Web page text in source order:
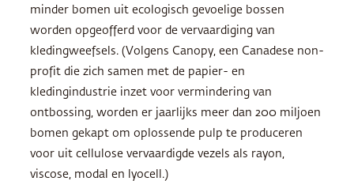
minder bomen uit ecologisch gevoelige bossen
worden opgeofferd voor de vervaardiging van
kledingweefsels. (Volgens Canopy, een Canadese non-
profit die zich samen met de papier- en
kledingindustrie inzet voor vermindering van
ontbossing, worden er jaarlijks meer dan 200 miljoen
bomen gekapt om oplossende pulp te produceren
voor uit cellulose vervaardigde vezels als rayon,
viscose, modal en lyocell.)